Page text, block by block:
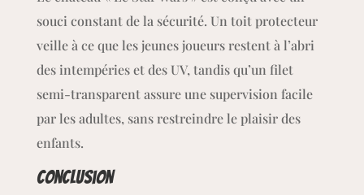
souci constant de la sécurité. Un toit protecteur
veille à ce que les jeunes joueurs restent à l’abri
des intempéries et des UV, tandis qu’un filet
semi-transparent assure une supervision facile
par les adultes, sans restreindre le plaisir des
enfants.
Conclusion